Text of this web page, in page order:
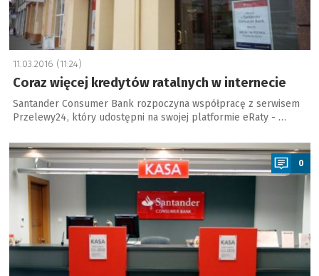
11.03.2016 (11:24)
Coraz więcej kredytów ratalnych w internecie
Santander Consumer Bank rozpoczyna współpracę z serwisem
Przelewy24, który udostępni na swojej platformie eRaty - …
a
0